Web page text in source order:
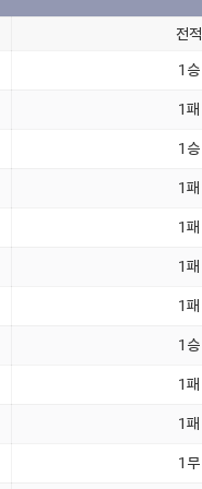
전적
1승
1패
1승
1패
1패
1패
1패
1승
1패
1패
1무